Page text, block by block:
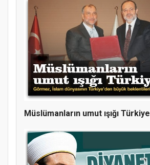
Müslümanların umut ışığı Türkiye